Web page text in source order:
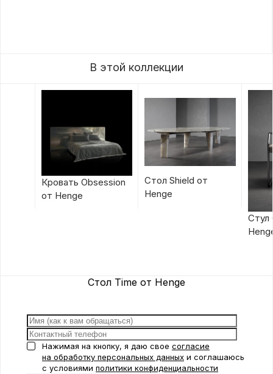
В этой коллекции
Кровать Obsession
от Henge
Стол Shield от
Henge
Стул
Стол Time от Henge
Нажимая на кнопку, я даю свое согласие
на обработку персональных данных и соглашаюсь
с условиями политики конфиденциальности